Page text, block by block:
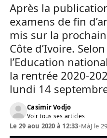
Après la
examens de fin
mis sur la
Côte d’Ivoire.
l’Education
la rentrée 2020-
lundi 14
Casimir Vodjo
Voir tous ses articles
Le 29 aou 2020 à 12:33•MàJ le